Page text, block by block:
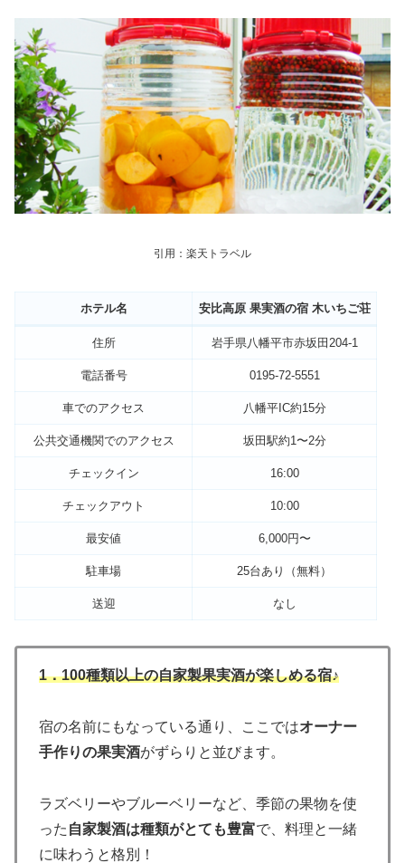
引用：楽天トラベル
ホテル名 安比高原 果実酒の宿 木いちご荘
住所 岩手県八幡平市赤坂田204-1
電話番号 0195-72-5551
車でのアクセス 八幡平IC約15分
公共交通機関でのアクセス 坂田駅約1〜2分
チェックイン 16:00
チェックアウト 10:00
最安値 6,000円〜
駐車場 25台あり（無料）
送迎 なし
1．100種類以上の自家製果実酒が楽しめる宿♪
宿の名前にもなっている通り、ここではオーナー
手作りの果実酒がずらりと並びます。
ラズベリーやブルーベリーなど、季節の果物を使
った 自家製酒は種類がとても豊富で、料理と一緒
に味わうと格別！